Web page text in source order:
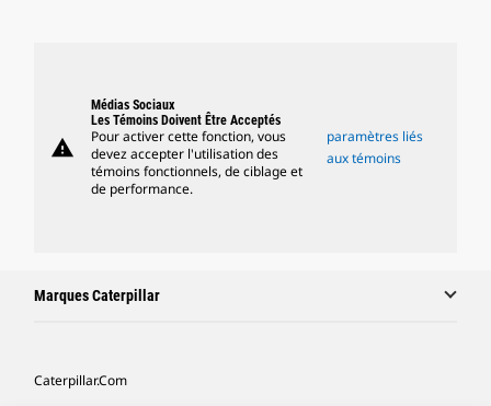
warning
Médias Sociaux
Les Témoins Doivent Être Acceptés
Pour activer cette fonction, vous
devez accepter l'utilisation des
témoins fonctionnels, de ciblage et
de performance.
paramètres liés
aux témoins
Marques Caterpillar
Caterpillar.com